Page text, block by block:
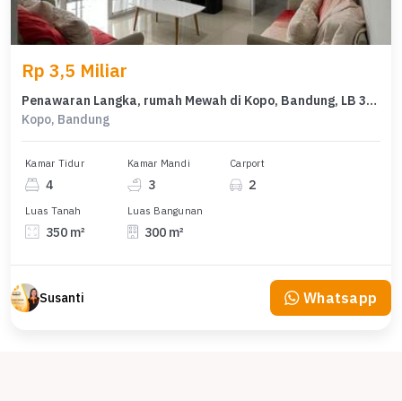
Rp 3,5 Miliar
Penawaran Langka, rumah Mewah di Kopo, Bandung, LB 300m²
Kopo, Bandung
Kamar Tidur
4
Kamar Mandi
3
Carport
2
Luas Tanah
350 m²
Luas Bangunan
300 m²
Susanti Whatsapp